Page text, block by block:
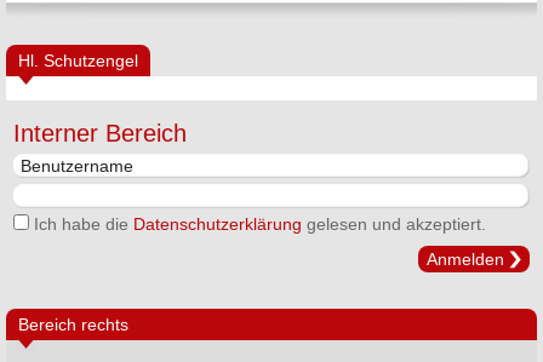
Hl. Schutzengel
Interner Bereich
Ich habe die Datenschutzerklärung gelesen und akzeptiert.
Anmelden
Bereich rechts